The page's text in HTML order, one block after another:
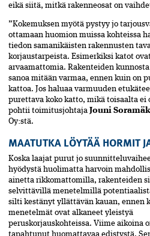
eikä siitä, mitkä rakenneosat on
”Kokemuksen myötä pystyy jo
ottamaan huomion muissa kohteissa
tiedon samanikäisten rakennusten
korjaus­tarpeista. Esimerkiksi katot
arvaamattomia. Rakenteiden
sanoa mitään varmaa, ennen kuin on
kattoa. Jos haluaa varmuuden
purettava koko katto, mikä toisaalta ei
pohtii toimitusjohtaja Jouni
Oy:stä.
MAATUTKA LÖYTÄÄ HORMIT
Koska laajat purut jo
hyödystä huolimatta harvoin
ainetta rikkomattomilla, rakenteiden
selvittävillä menetelmillä
silti kestänyt yllättävän kauan, ennen
menetelmät ovat alkaneet yleistyä
peruskorjauskohteissa. Viime aikoina